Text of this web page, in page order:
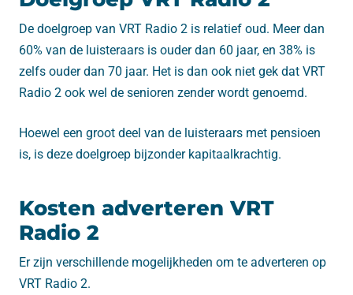
De doelgroep van VRT Radio 2 is relatief oud. Meer dan
60% van de luisteraars is ouder dan 60 jaar, en 38% is
zelfs ouder dan 70 jaar. Het is dan ook niet gek dat VRT
Radio 2 ook wel de senioren zender wordt genoemd.
Hoewel een groot deel van de luisteraars met pensioen
is, is deze doelgroep bijzonder kapitaalkrachtig.
Kosten adverteren VRT
Radio 2
Er zijn verschillende mogelijkheden om te adverteren op
VRT Radio 2.